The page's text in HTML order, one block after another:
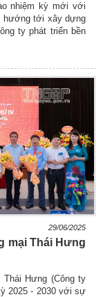
nhiệm kỳ mới với
hướng tới xây dựng
ty phát triển bền
29/06/2025
mại Thái Hưng
Hưng (Công ty
2025 - 2030 với sự